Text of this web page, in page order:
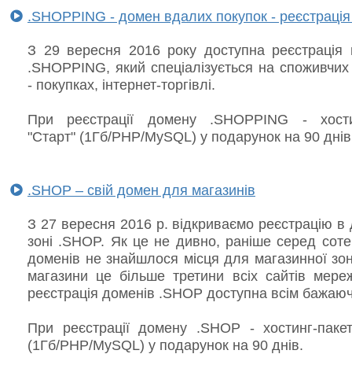
.SHOPPING - домен вдалих покупок - реєстрація
З 29 вересня 2016 року доступна реєстрація
.SHOPPING, який спеціалізується на споживчих
- покупках, інтернет-торгівлі.
При реєстрації домену .SHOPPING -
"Старт" (1Гб/PHP/MySQL) у подарунок на 90
.SHOP – свій домен для магазинів
З 27 вересня 2016 р. відкриваємо реєстрацію в
зоні .SHOP. Як це не дивно, раніше серед
доменів не знайшлося місця для магазинної
магазини це більше третини всіх сайтів
реєстрація доменів .SHOP доступна всім
При реєстрації домену .SHOP - хостинг-
(1Гб/PHP/MySQL) у подарунок на 90 днів.